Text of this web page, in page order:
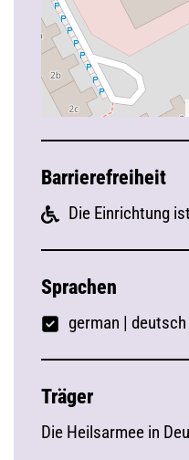
Barrierefreiheit
Die Einrichtung
Sprachen
german | deutsch
Träger
Die Heilsarmee in